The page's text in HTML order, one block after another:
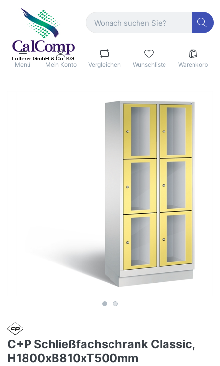
Menü Mein Konto Vergleichen Wunschliste Warenkorb
C+P Schließfachschrank Classic,
H1800xB810xT500mm